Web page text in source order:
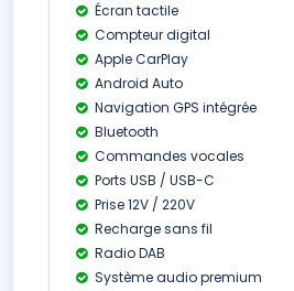
Écran tactile
Compteur digital
Apple CarPlay
Android Auto
Navigation GPS intégrée
Bluetooth
Commandes vocales
Ports USB / USB-C
Prise 12V / 220V
Recharge sans fil
Radio DAB
Système audio premium